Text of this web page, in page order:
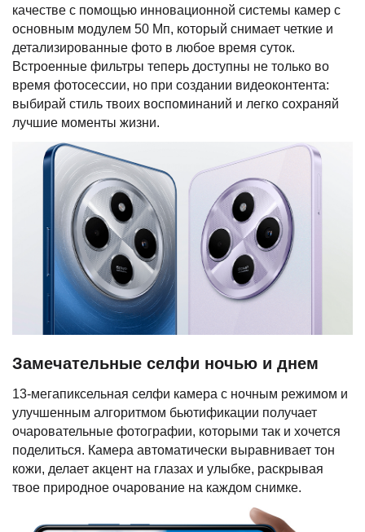
качестве с помощью инновационной системы камер с
основным модулем 50 Мп, который снимает четкие и
детализированные фото в любое время суток.
Встроенные фильтры теперь доступны не только во
время фотосессии, но при создании видеоконтента:
выбирай стиль твоих воспоминаний и легко сохраняй
лучшие моменты жизни.
Замечательные селфи ночью и днем
13-мегапиксельная селфи камера с ночным режимом и
улучшенным алгоритмом бьютификации получает
очаровательные фотографии, которыми так и хочется
поделиться. Камера автоматически выравнивает тон
кожи, делает акцент на глазах и улыбке, раскрывая
твое природное очарование на каждом снимке.